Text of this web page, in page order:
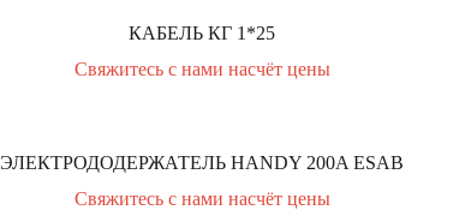
КАБЕЛЬ КГ 1*25
Свяжитесь с нами насчёт цены
ЭЛЕКТРОДОДЕРЖАТЕЛЬ HANDY 200A ESAB
Свяжитесь с нами насчёт цены